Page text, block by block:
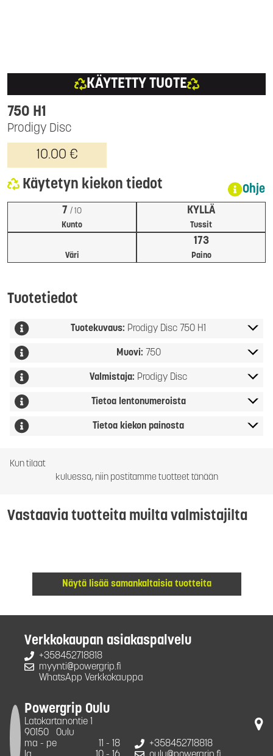
KÄYTETTY TUOTE
Prodigy Disc
750 H1
10.00 €
Käytetyn kiekon tiedot Ohje
Kunto
7 / 10
Tussit
KYLLÄ
Väri Paino
173
Tuotetiedot
Tuotekuvaus: Prodigy Disc 750 H1
Muovi: 750
Valmistaja: Prodigy Disc
Tietoa lentonumeroista
Tietoa kiekon painosta
Kun tilaat
kuluessa, niin postitamme tuotteet tänään
Vastaavia tuotteita muilta valmistajilta
Näytä lisää samankaltaisia tuotteita
Verkkokaupan asiakaspalvelu
+358452718818
myynti@powergrip.fi
WhatsApp Verkkokauppa
Powergrip Oulu
Latokartanontie 1
90150
Oulu
ma - pe
11 - 18
+358452718818